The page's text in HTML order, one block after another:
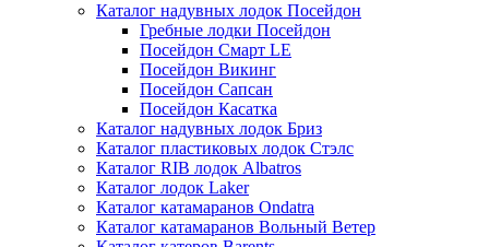
Каталог надувных лодок Посейдон
Гребные лодки Посейдон
Посейдон Смарт LE
Посейдон Викинг
Посейдон Сапсан
Посейдон Касатка
Каталог надувных лодок Бриз
Каталог пластиковых лодок Стэлс
Каталог RIB лодок Albatros
Каталог лодок Laker
Каталог катамаранов Ondatra
Каталог катамаранов Вольный Ветер